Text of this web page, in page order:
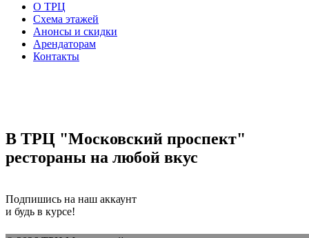
О ТРЦ
Схема этажей
Анонсы и скидки
Арендаторам
Контакты
В ТРЦ "Московский проспект"
рестораны на любой вкус
Подпишись на наш аккаунт
и будь в курсе!